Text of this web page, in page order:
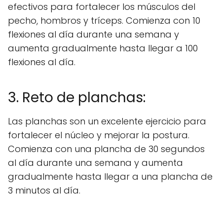
efectivos para fortalecer los músculos del
pecho, hombros y tríceps. Comienza con 10
flexiones al día durante una semana y
aumenta gradualmente hasta llegar a 100
flexiones al día.
3. Reto de planchas:
Las planchas son un excelente ejercicio para
fortalecer el núcleo y mejorar la postura.
Comienza con una plancha de 30 segundos
al día durante una semana y aumenta
gradualmente hasta llegar a una plancha de
3 minutos al día.